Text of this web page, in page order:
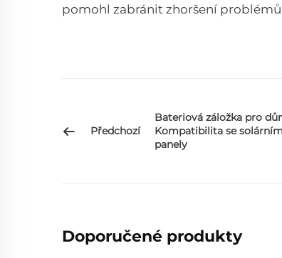
pomohl zabránit zhoršení
Předchozí
Bateriová záložka pro
Kompatibilita se
panely
Doporučené produkty